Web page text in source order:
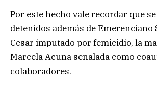
Por este hecho vale recordar que
detenidos además de Emerenciano
Cesar imputado por femicidio, la
Marcela Acuña señalada como
colaboradores.